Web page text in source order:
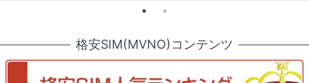
格安SIM(MVNO)コンテンツ